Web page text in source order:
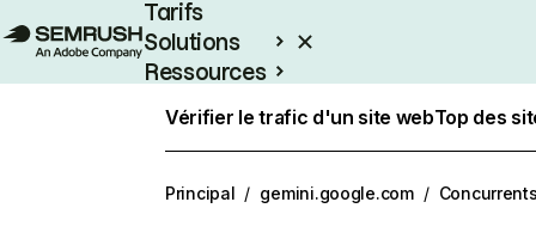
Tarifs
Solutions
Ressources
Vérifier le trafic d'un site webTop des
Principal / gemini.google.com /